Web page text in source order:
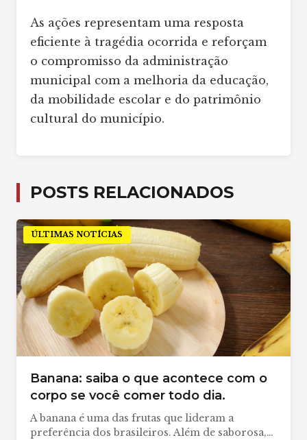
As ações representam uma resposta
eficiente à tragédia ocorrida e reforçam
o compromisso da administração
municipal com a melhoria da educação,
da mobilidade escolar e do patrimônio
cultural do município.
POSTS RELACIONADOS
ÚLTIMAS NOTÍCIAS
Banana: saiba o que acontece com o
corpo se você comer todo dia.
A banana é uma das frutas que lideram a
preferência dos brasileiros. Além de saborosa,…